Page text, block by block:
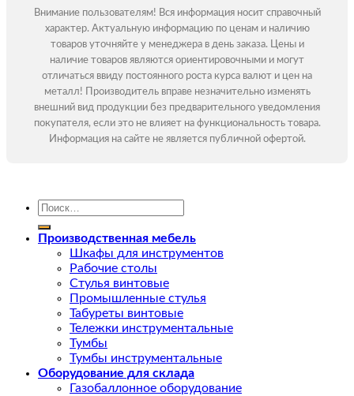
Внимание пользователям! Вся информация носит справочный
характер. Актуальную информацию по ценам и наличию
товаров уточняйте у менеджера в день заказа. Цены и
наличие товаров являются ориентировочными и могут
отличаться ввиду постоянного роста курса валют и цен на
металл! Производитель вправе незначительно изменять
внешний вид продукции без предварительного уведомления
покупателя, если это не влияет на функциональность товара.
Информация на сайте не является публичной офертой.
Искать:
Производственная мебель
Шкафы для инструментов
Рабочие столы
Стулья винтовые
Промышленные стулья
Табуреты винтовые
Тележки инструментальные
Тумбы
Тумбы инструментальные
Оборудование для склада
Газобаллонное оборудование